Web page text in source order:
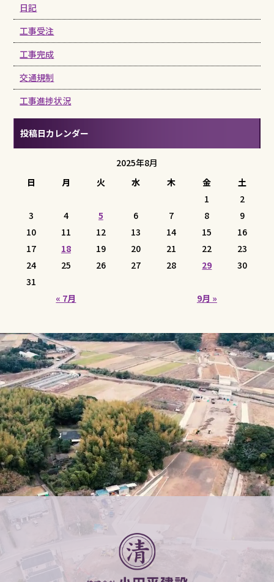
日記
工事受注
工事完成
交通規制
工事進捗状況
投稿日カレンダー
2025年8月
日
月 火 水 木 金 土
« 7月 9月 »
1
2
3
4 5 6 7 8
9
10
11 12 13 14 15
16
17
18 19 20 21 22
23
24
25 26 27 28 29
30
31